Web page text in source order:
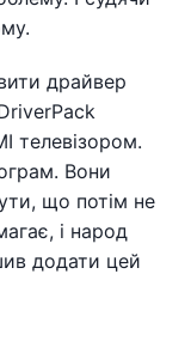
драйвер
телевізором.
Вони
що потім не
і народ
додати цей